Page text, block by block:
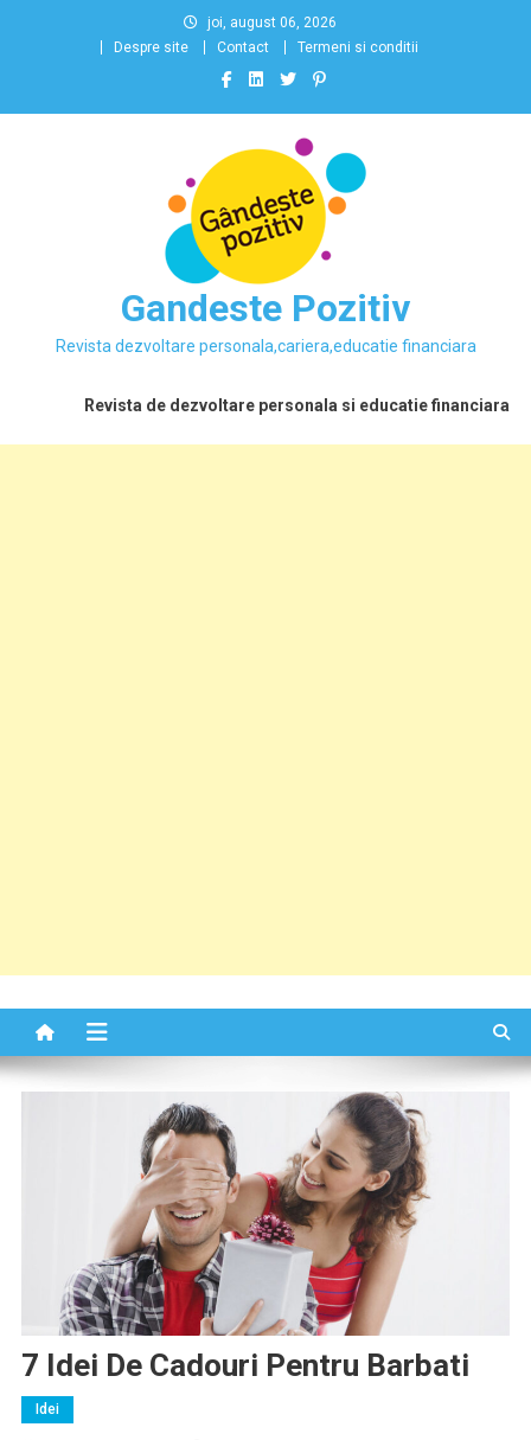
joi, august 06, 2026
Despre site
Contact Termeni si conditii
Gandeste Pozitiv
Revista dezvoltare personala,cariera,educatie financiara
Revista de dezvoltare personala si educatie financiara
7 Idei De Cadouri Pentru Barbati
Idei